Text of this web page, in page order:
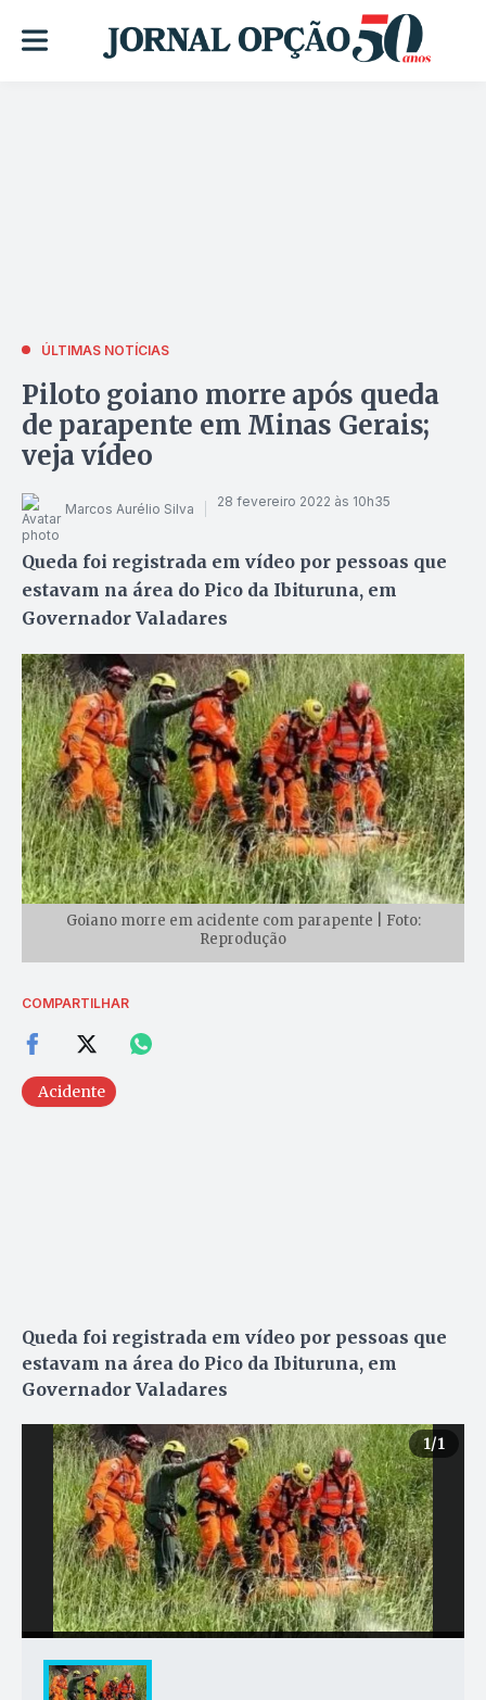
ÚLTIMAS NOTÍCIAS
Piloto goiano morre após queda
de parapente em Minas Gerais;
veja vídeo
Marcos Aurélio Silva 28 fevereiro 2022 às 10h35
Queda foi registrada em vídeo por pessoas que
estavam na área do Pico da Ibituruna, em
Governador Valadares
Goiano morre em acidente com parapente | Foto:
Reprodução
COMPARTILHAR
Acidente
Queda foi registrada em vídeo por pessoas que
estavam na área do Pico da Ibituruna, em
Governador Valadares
1/1